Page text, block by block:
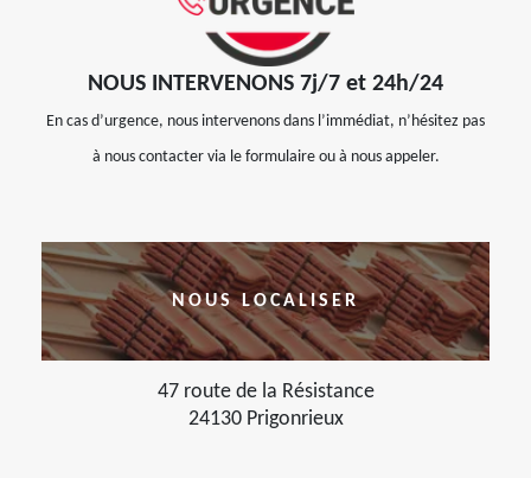
NOUS INTERVENONS 7j/7 et 24h/24
En cas d’urgence, nous intervenons dans l’immédiat, n’hésitez pas
à nous contacter via le formulaire ou à nous appeler.
NOUS LOCALISER
47 route de la Résistance
24130 Prigonrieux